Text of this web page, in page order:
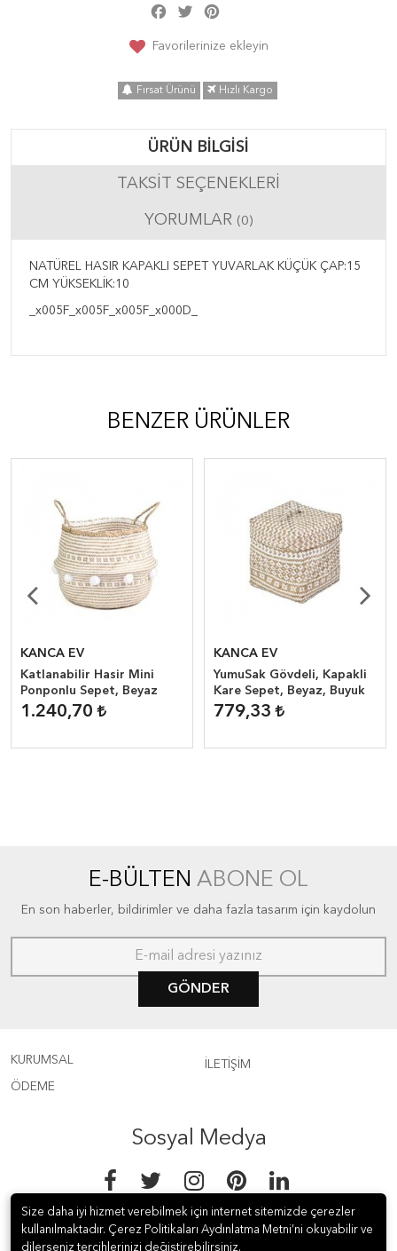
Facebook
Twitter
Favorilerinize ekleyin
Fırsat Ürünü Hızlı Kargo
ÜRÜN BILGISI
TAKSIT SEÇENEKLERI
YORUMLAR (0)
NATÜREL HASIR KAPAKLI SEPET YUVARLAK KÜÇÜK ÇAP:15
CM YÜKSEKLİK:10
_x005F_x005F_x005F_x000D_
BENZER ÜRÜNLER
KANCA EV
Katlanabilir Hasir Mini
Ponponlu Sepet, Beyaz
1.240,70
KANCA EV
YumuSak Gövdeli, Kapakli
Kare Sepet, Beyaz, Buyuk
779,33
E-BÜLTEN ABONE OL
En son haberler, bildirimler ve daha fazla tasarım için kaydolun
GÖNDER
KURUMSAL
ÖDEME
İLETİŞİM
Sosyal Medya
Size daha iyi hizmet verebilmek için internet sitemizde çerezler
kullanılmaktadır. Çerez Politikaları Aydınlatma Metni’ni okuyabilir ve
dilerseniz tercihlerinizi değiştirebilirsiniz.